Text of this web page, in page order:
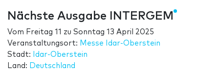
Nächste Ausgabe INTERGEM
Vom Freitag 11 zu Sonntag 13 April 2025
Veranstaltungsort: Messe Idar-Oberstein
Stadt:
Idar-Oberstein
Land: Deutschland